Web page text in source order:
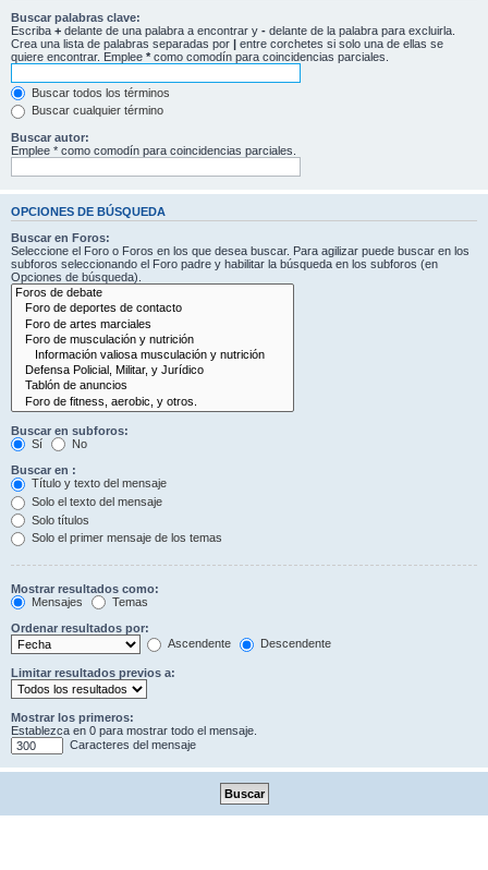
Buscar palabras clave:
Escriba + delante de una palabra a encontrar y - delante de la palabra para excluirla.
Crea una lista de palabras separadas por | entre corchetes si solo una de ellas se
quiere encontrar. Emplee * como comodín para coincidencias parciales.
Buscar todos los términos
Buscar cualquier término
Buscar autor:
Emplee * como comodín para coincidencias parciales.
OPCIONES DE BÚSQUEDA
Buscar en Foros:
Seleccione el Foro o Foros en los que desea buscar. Para agilizar puede buscar en los
subforos seleccionando el Foro padre y habilitar la búsqueda en los subforos (en
Opciones de búsqueda).
Buscar en subforos:
Sí
No
Buscar en :
Título y texto del mensaje
Solo el texto del mensaje
Solo títulos
Solo el primer mensaje de los temas
Mostrar resultados como:
Mensajes
Temas
Ordenar resultados por:
Ascendente
Descendente
Limitar resultados previos a:
Mostrar los primeros:
Establezca en 0 para mostrar todo el mensaje.
Caracteres del mensaje